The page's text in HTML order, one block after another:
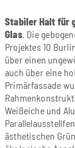
Stabiler Halt für
Glas. Die
Projektes 10
über einen
auch über eine
Primärfassade
Weißeiche und
ästhetischen